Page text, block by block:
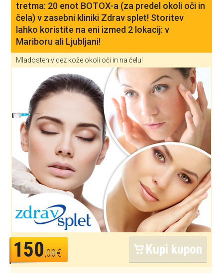
tretma: 20 enot BOTOX-a (za predel okoli oči in
čela) v zasebni kliniki Zdrav splet! Storitev
lahko koristite na eni izmed 2 lokacij: v
Mariboru ali Ljubljani!
Mladosten videz kože okoli oči in na čelu!
150,00€ Kupi kupon